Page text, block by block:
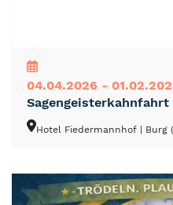
04.04.2026 -
Sagengeisterkahnfahrt
Hotel Fiedermannhof |